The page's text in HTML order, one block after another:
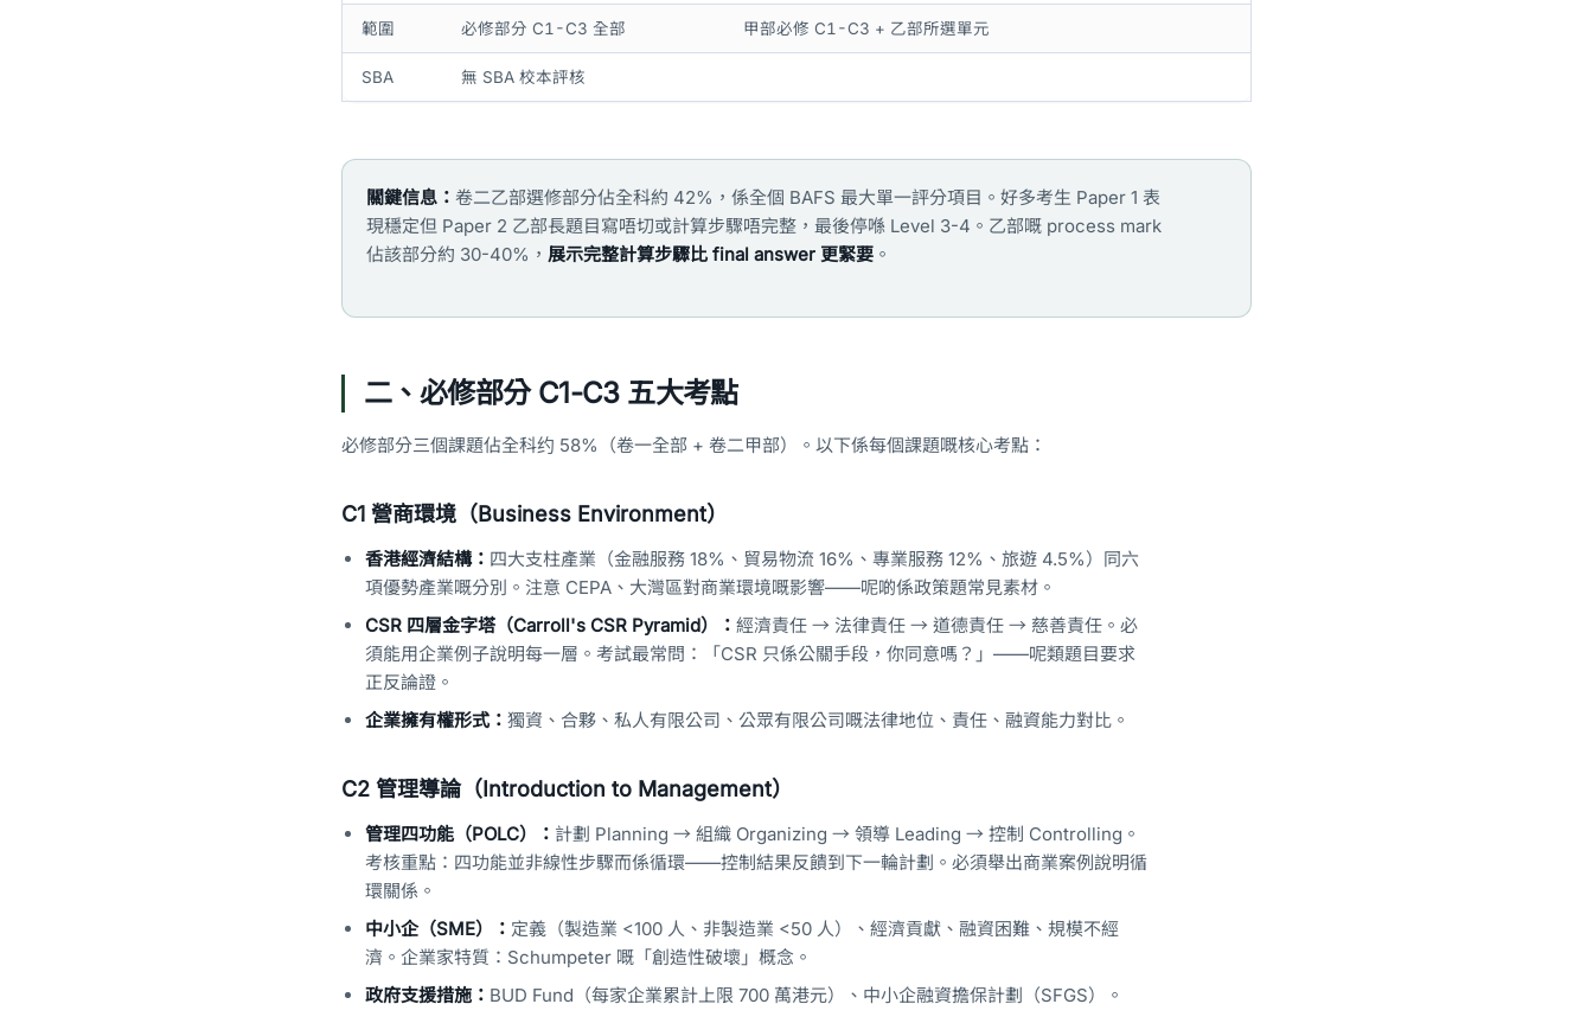
範圍 必修部分 C1-C3 全部 甲部必修 C1-C3 + 乙部所選單元
SBA 無 SBA 校本評核
關鍵信息： 卷二乙部選修部分佔全科約 42%，係全個 BAFS 最大單一評分項目。好多考生 Paper 1 表
現穩定但 Paper 2 乙部長題目寫唔切或計算步驟唔完整，最後停喺 Level 3-4。乙部嘅 process mark
佔該部分約 30-40%， 展示完整計算步驟比 final answer 更緊要 。
二、必修部分 C1-C3 五大考點
必修部分三個課題佔全科约 58%（卷一全部 + 卷二甲部）。以下係每個課題嘅核心考點：
C1 營商環境（Business Environment）
香港經濟結構： 四大支柱產業（金融服務 18%、貿易物流 16%、專業服務 12%、旅遊 4.5%）同六
項優勢產業嘅分別。注意 CEPA、大灣區對商業環境嘅影響——呢啲係政策題常見素材。
CSR 四層金字塔（Carroll's CSR Pyramid）： 經濟責任 → 法律責任 → 道德責任 → 慈善責任。必
須能用企業例子說明每一層。考試最常問：「CSR 只係公關手段，你同意嗎？」——呢類題目要求
正反論證。
企業擁有權形式： 獨資、合夥、私人有限公司、公眾有限公司嘅法律地位、責任、融資能力對比。
C2 管理導論（Introduction to Management）
管理四功能（POLC）： 計劃 Planning → 組織 Organizing → 領導 Leading → 控制 Controlling。
考核重點：四功能並非線性步驟而係循環——控制結果反饋到下一輪計劃。必須舉出商業案例說明循
環關係。
中小企（SME）： 定義（製造業 <100 人、非製造業 <50 人）、經濟貢獻、融資困難、規模不經
濟。企業家特質：Schumpeter 嘅「創造性破壞」概念。
政府支援措施： BUD Fund（每家企業累計上限 700 萬港元）、中小企融資擔保計劃（SFGS）。